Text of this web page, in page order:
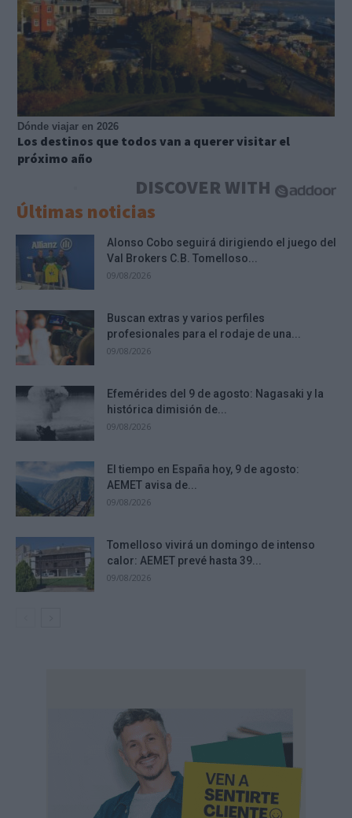
Dónde viajar en 2026
Los destinos que todos van a querer visitar el
próximo año
DISCOVER WITH
Últimas noticias
Alonso Cobo seguirá dirigiendo el juego del
Val Brokers C.B. Tomelloso...
09/08/2026
Buscan extras y varios perfiles
profesionales para el rodaje de una...
09/08/2026
Efemérides del 9 de agosto: Nagasaki y la
histórica dimisión de...
09/08/2026
El tiempo en España hoy, 9 de agosto:
AEMET avisa de...
09/08/2026
Tomelloso vivirá un domingo de intenso
calor: AEMET prevé hasta 39...
09/08/2026